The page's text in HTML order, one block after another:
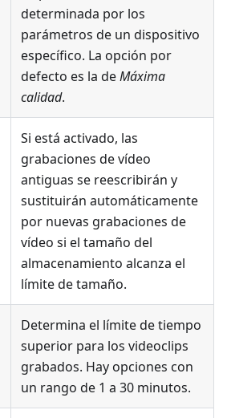
determinada por los
parámetros de un dispositivo
específico. La opción por
defecto es la deMáxima
calidad.
Si está activado, las
grabaciones de vídeo
antiguas se reescribirán y
sustituirán automáticamente
por nuevas grabaciones de
vídeo si el tamaño del
almacenamiento alcanza el
límite de tamaño.
Determina el límite de tiempo
superior para los videoclips
grabados. Hay opciones con
un rango de 1 a 30 minutos.